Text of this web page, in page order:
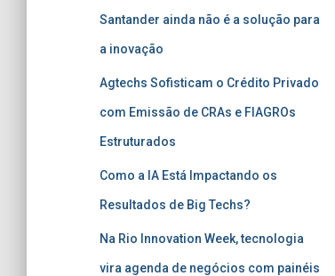
Santander ainda não é a solução para
a inovação
Agtechs Sofisticam o Crédito Privado
com Emissão de CRAs e FIAGROs
Estruturados
Como a IA Está Impactando os
Resultados de Big Techs?
Na Rio Innovation Week, tecnologia
vira agenda de negócios com painéis